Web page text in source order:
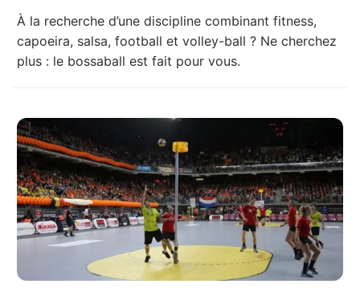
À la recherche d’une discipline combinant fitness,
capoeira, salsa, football et volley-ball ? Ne cherchez
plus : le bossaball est fait pour vous.